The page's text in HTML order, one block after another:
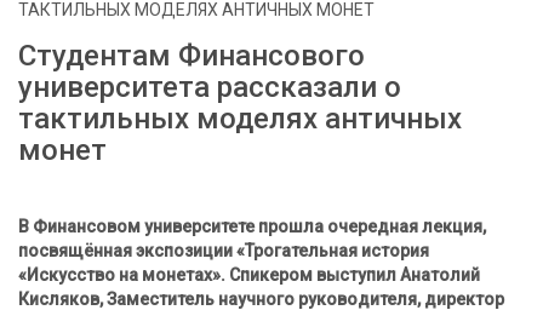
ТАКТИЛЬНЫХ МОДЕЛЯХ АНТИЧНЫХ МОНЕТ
Студентам Финансового
университета рассказали о
тактильных моделях античных
монет
В Финансовом университете прошла очередная лекция,
посвящённая экспозиции «Трогательная история
«Искусство на монетах». Спикером выступил Анатолий
Кисляков, Заместитель научного руководителя, директор